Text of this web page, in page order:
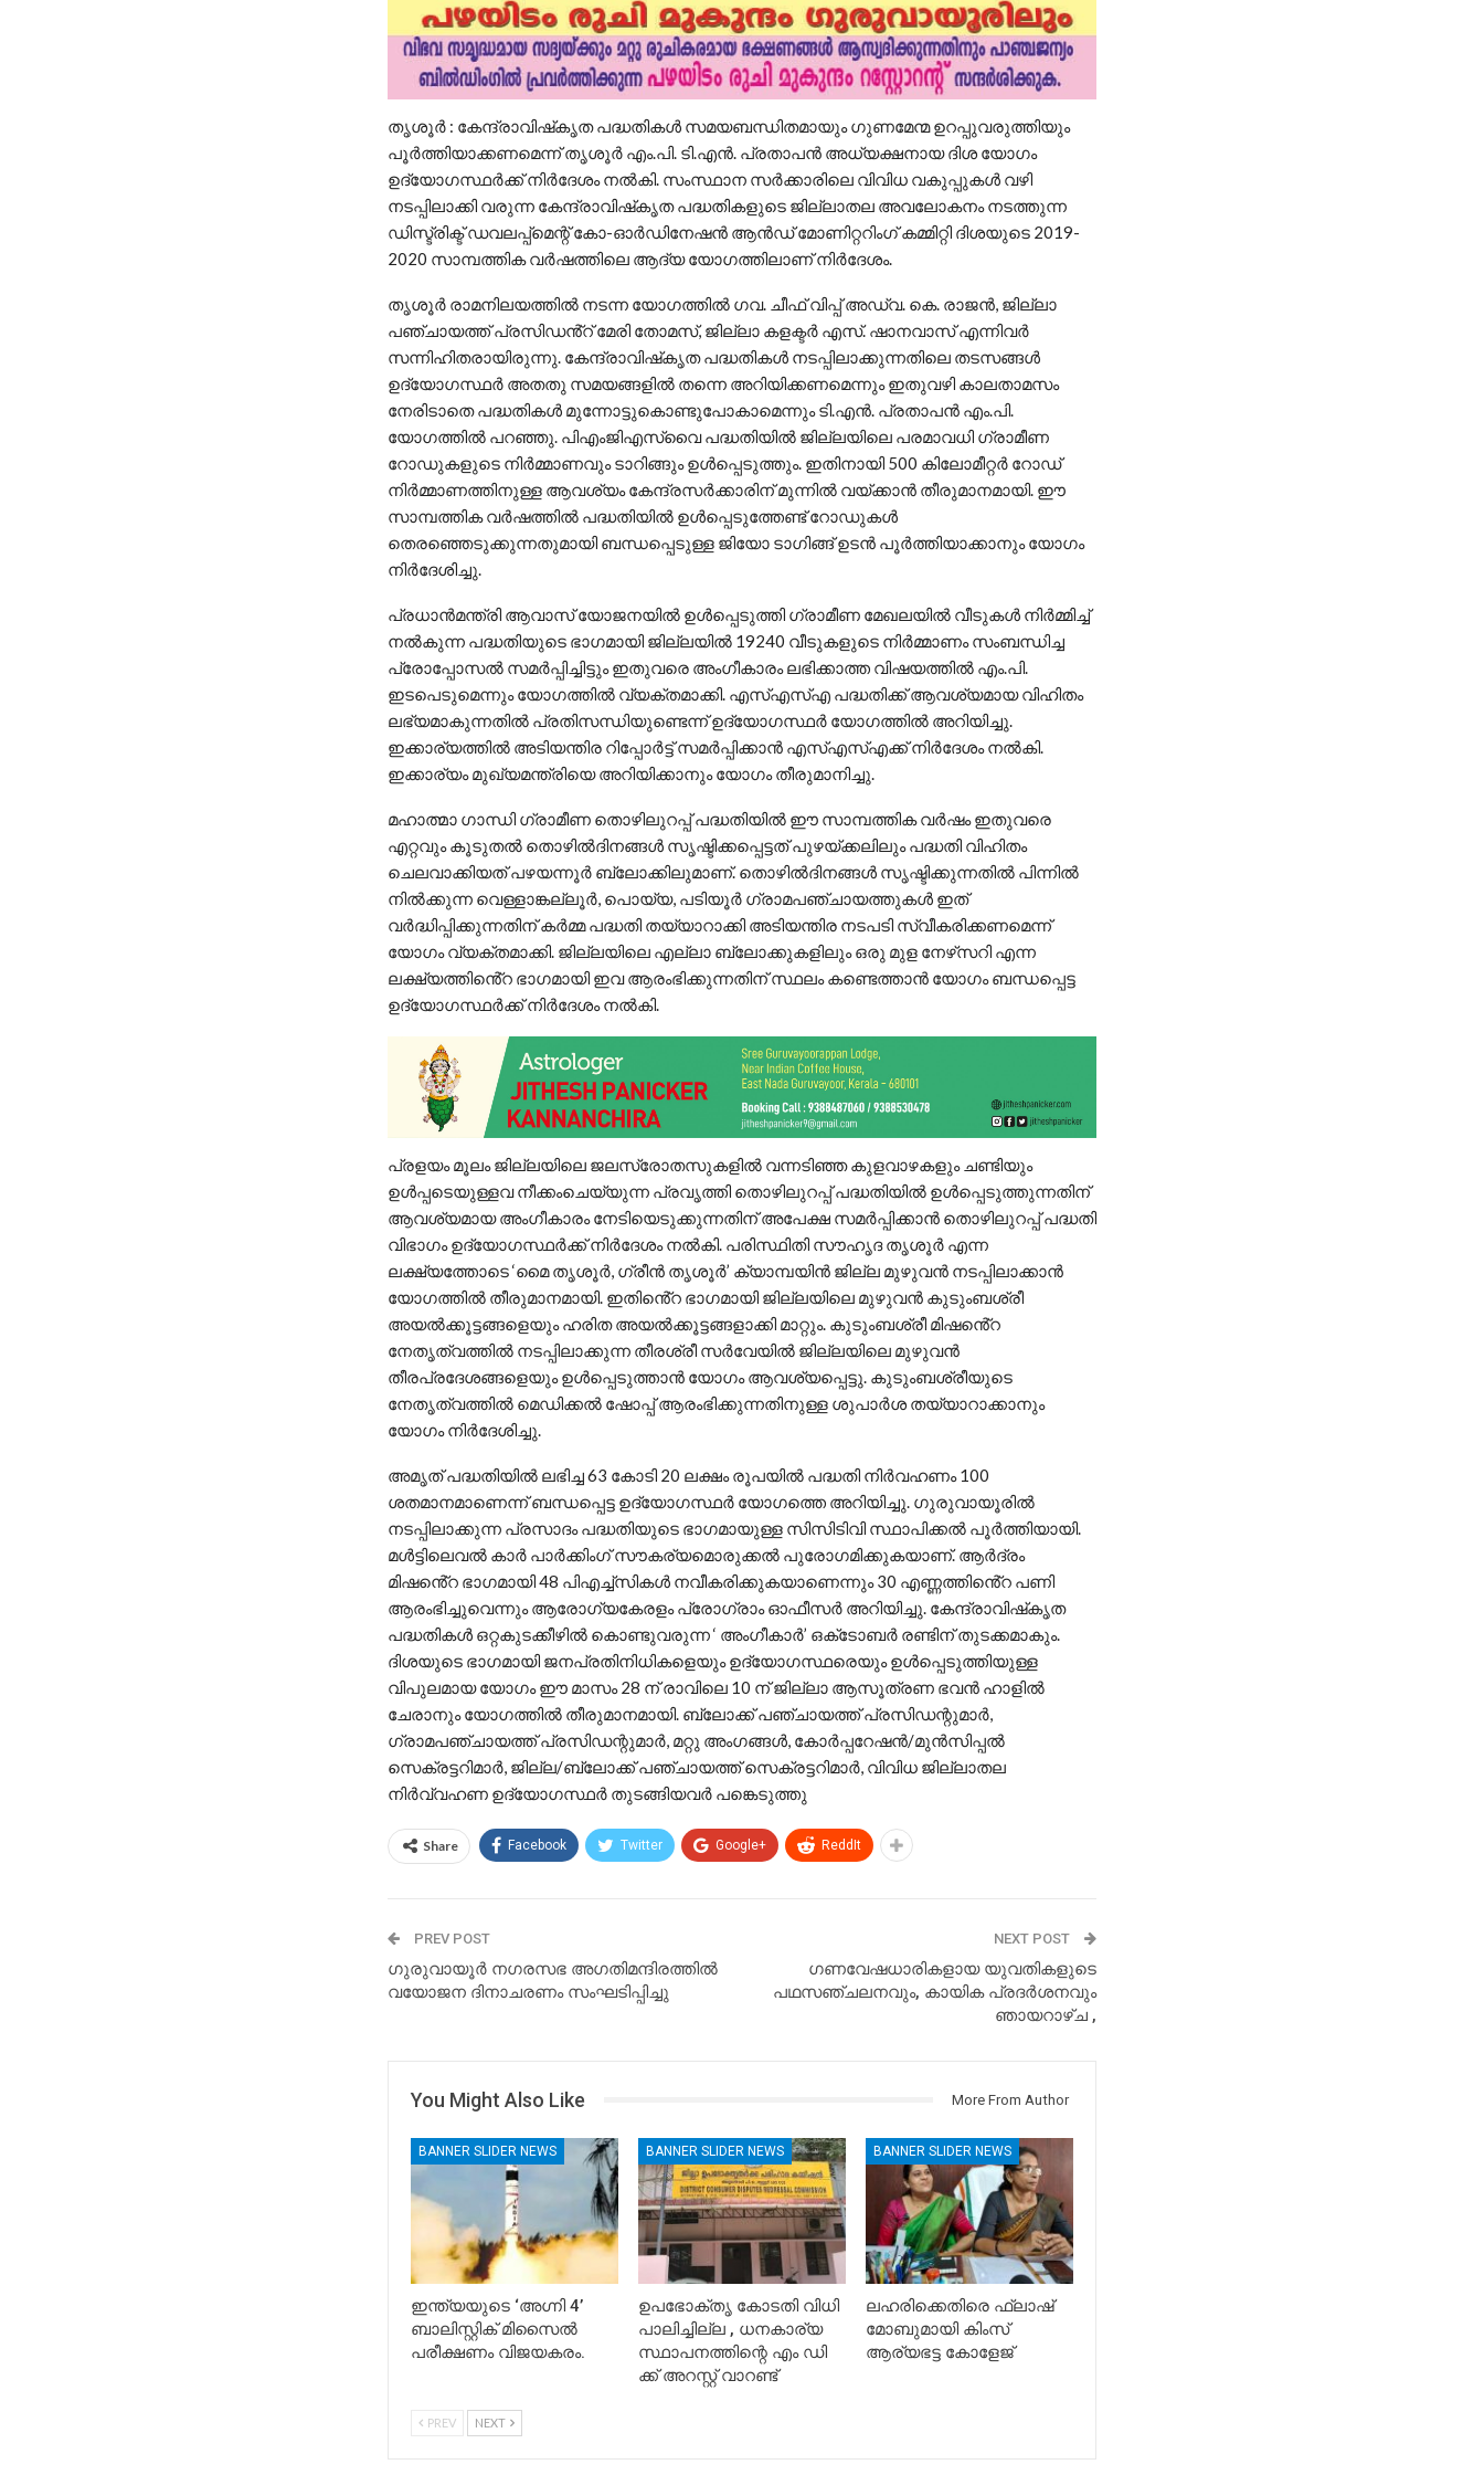
തൃശൂർ : കേന്ദ്രാവിഷ്‌കൃത പദ്ധതികൾ സമയബന്ധിതമായും ഗുണമേന്മ ഉറപ്പുവരുത്തിയും
പൂർത്തിയാക്കണമെന്ന് തൃശൂർ എം.പി. ടി.എൻ. പ്രതാപൻ അധ്യക്ഷനായ ദിശ യോഗം
ഉദ്യോഗസ്ഥർക്ക് നിർദേശം നൽകി. സംസ്ഥാന സർക്കാരിലെ വിവിധ വകുപ്പുകൾ വഴി
നടപ്പിലാക്കി വരുന്ന കേന്ദ്രാവിഷ്‌കൃത പദ്ധതികളുടെ ജില്ലാതല അവലോകനം നടത്തുന്ന
ഡിസ്ട്രിക്ട് ഡവലപ്പ്മെന്റ് കോ-ഓർഡിനേഷൻ ആൻഡ് മോണിറ്ററിംഗ് കമ്മിറ്റി ദിശയുടെ 2019-
2020 സാമ്പത്തിക വർഷത്തിലെ ആദ്യ യോഗത്തിലാണ് നിർദേശം.
തൃശൂർ രാമനിലയത്തിൽ നടന്ന യോഗത്തിൽ ഗവ. ചീഫ് വിപ്പ് അഡ്വ. കെ. രാജൻ, ജില്ലാ
പഞ്ചായത്ത് പ്രസിഡൻ്‌റ് മേരി തോമസ്, ജില്ലാ കളക്ടർ എസ്. ഷാനവാസ് എന്നിവർ
സന്നിഹിതരായിരുന്നു. കേന്ദ്രാവിഷ്‌കൃത പദ്ധതികൾ നടപ്പിലാക്കുന്നതിലെ തടസങ്ങൾ
ഉദ്യോഗസ്ഥർ അതതു സമയങ്ങളിൽ തന്നെ അറിയിക്കണമെന്നും ഇതുവഴി കാലതാമസം
നേരിടാതെ പദ്ധതികൾ മുന്നോട്ടുകൊണ്ടുപോകാമെന്നും ടി.എൻ. പ്രതാപൻ എം.പി.
യോഗത്തിൽ പറഞ്ഞു. പിഎംജിഎസ്‌വൈ പദ്ധതിയിൽ ജില്ലയിലെ പരമാവധി ഗ്രാമീണ
റോഡുകളുടെ നിർമ്മാണവും ടാറിങ്ങും ഉൾപ്പെടുത്തും. ഇതിനായി 500 കിലോമീറ്റർ റോഡ്
നിർമ്മാണത്തിനുള്ള ആവശ്യം കേന്ദ്രസർക്കാരിന് മുന്നിൽ വയ്ക്കാൻ തീരുമാനമായി. ഈ
സാമ്പത്തിക വർഷത്തിൽ പദ്ധതിയിൽ ഉൾപ്പെടുത്തേണ്ട് റോഡുകൾ
തെരഞ്ഞെടുക്കുന്നതുമായി ബന്ധപ്പെടുള്ള ജിയോ ടാഗിങ്ങ് ഉടൻ പൂർത്തിയാക്കാനും യോഗം
നിർദേശിച്ചു.
പ്രധാൻമന്ത്രി ആവാസ് യോജനയിൽ ഉൾപ്പെടുത്തി ഗ്രാമീണ മേഖലയിൽ വീടുകൾ നിർമ്മിച്ച്
നൽകുന്ന പദ്ധതിയുടെ ഭാഗമായി ജില്ലയിൽ 19240 വീടുകളുടെ നിർമ്മാണം സംബന്ധിച്ച
പ്രോപ്പോസൽ സമർപ്പിച്ചിട്ടും ഇതുവരെ അംഗീകാരം ലഭിക്കാത്ത വിഷയത്തിൽ എം.പി.
ഇടപെടുമെന്നും യോഗത്തിൽ വ്യക്തമാക്കി. എസ്എസ്എ പദ്ധതിക്ക് ആവശ്യമായ വിഹിതം
ലഭ്യമാകുന്നതിൽ പ്രതിസന്ധിയുണ്ടെന്ന് ഉദ്യോഗസ്ഥർ യോഗത്തിൽ അറിയിച്ചു.
ഇക്കാര്യത്തിൽ അടിയന്തിര റിപ്പോർട്ട് സമർപ്പിക്കാൻ എസ്എസ്എക്ക് നിർദേശം നൽകി.
ഇക്കാര്യം മുഖ്യമന്ത്രിയെ അറിയിക്കാനും യോഗം തീരുമാനിച്ചു.
മഹാത്മാ ഗാന്ധി ഗ്രാമീണ തൊഴിലുറപ്പ് പദ്ധതിയിൽ ഈ സാമ്പത്തിക വർഷം ഇതുവരെ
എറ്റവും കൂടുതൽ തൊഴിൽദിനങ്ങൾ സൃഷ്ടിക്കപ്പെട്ടത് പുഴയ്ക്കലിലും പദ്ധതി വിഹിതം
ചെലവാക്കിയത് പഴയന്നൂർ ബ്ലോക്കിലുമാണ്. തൊഴിൽദിനങ്ങൾ സൃഷ്ടിക്കുന്നതിൽ പിന്നിൽ
നിൽക്കുന്ന വെള്ളാങ്കല്ലൂർ, പൊയ്യ, പടിയൂർ ഗ്രാമപഞ്ചായത്തുകൾ ഇത്
വർദ്ധിപ്പിക്കുന്നതിന് കർമ്മ പദ്ധതി തയ്യാറാക്കി അടിയന്തിര നടപടി സ്വീകരിക്കണമെന്ന്
യോഗം വ്യക്തമാക്കി. ജില്ലയിലെ എല്ലാ ബ്ലോക്കുകളിലും ഒരു മുള നേഴ്‌സറി എന്ന
ലക്ഷ്യത്തിൻെ്‌റ ഭാഗമായി ഇവ ആരംഭിക്കുന്നതിന് സ്ഥലം കണ്ടെത്താൻ യോഗം ബന്ധപ്പെട്ട
ഉദ്യോഗസ്ഥർക്ക് നിർദേശം നൽകി.
പ്രളയം മൂലം ജില്ലയിലെ ജലസ്രോതസുകളിൽ വന്നടിഞ്ഞ കുളവാഴകളും ചണ്ടിയും
ഉൾപ്പടെയുള്ളവ നീക്കംചെയ്യുന്ന പ്രവൃത്തി തൊഴിലുറപ്പ് പദ്ധതിയിൽ ഉൾപ്പെടുത്തുന്നതിന്
ആവശ്യമായ അംഗീകാരം നേടിയെടുക്കുന്നതിന് അപേക്ഷ സമർപ്പിക്കാൻ തൊഴിലുറപ്പ് പദ്ധതി
വിഭാഗം ഉദ്യോഗസ്ഥർക്ക് നിർദേശം നൽകി. പരിസ്ഥിതി സൗഹൃദ തൃശൂർ എന്ന
ലക്ഷ്യത്തോടെ ‘മൈ തൃശൂർ, ഗ്രീൻ തൃശൂർ’ ക്യാമ്പയിൻ ജില്ല മുഴുവൻ നടപ്പിലാക്കാൻ
യോഗത്തിൽ തീരുമാനമായി. ഇതിൻെ്‌റ ഭാഗമായി ജില്ലയിലെ മുഴുവൻ കുടുംബശ്രീ
അയൽക്കൂട്ടങ്ങളെയും ഹരിത അയൽക്കൂട്ടങ്ങളാക്കി മാറ്റും. കുടുംബശ്രീ മിഷൻെ്‌റ
നേതൃത്വത്തിൽ നടപ്പിലാക്കുന്ന തീരശ്രീ സർവേയിൽ ജില്ലയിലെ മുഴുവൻ
തീരപ്രദേശങ്ങളെയും ഉൾപ്പെടുത്താൻ യോഗം ആവശ്യപ്പെട്ടു. കുടുംബശ്രീയുടെ
നേതൃത്വത്തിൽ മെഡിക്കൽ ഷോപ്പ് ആരംഭിക്കുന്നതിനുള്ള ശുപാർശ തയ്യാറാക്കാനും
യോഗം നിർദേശിച്ചു.
അമൃത് പദ്ധതിയിൽ ലഭിച്ച 63 കോടി 20 ലക്ഷം രൂപയിൽ പദ്ധതി നിർവഹണം 100
ശതമാനമാണെന്ന് ബന്ധപ്പെട്ട ഉദ്യോഗസ്ഥർ യോഗത്തെ അറിയിച്ചു. ഗുരുവായൂരിൽ
നടപ്പിലാക്കുന്ന പ്രസാദം പദ്ധതിയുടെ ഭാഗമായുള്ള സിസിടിവി സ്ഥാപിക്കൽ പൂർത്തിയായി.
മൾട്ടിലെവൽ കാർ പാർക്കിംഗ് സൗകര്യമൊരുക്കൽ പുരോഗമിക്കുകയാണ്. ആർദ്രം
മിഷൻെ്‌റ ഭാഗമായി 48 പിഎച്ച്‌സികൾ നവീകരിക്കുകയാണെന്നും 30 എണ്ണത്തിൻെ്‌റ പണി
ആരംഭിച്ചുവെന്നും ആരോഗ്യകേരളം പ്രോഗ്രാം ഓഫീസർ അറിയിച്ചു. കേന്ദ്രാവിഷ്‌കൃത
പദ്ധതികൾ ഒറ്റകുടക്കീഴിൽ കൊണ്ടുവരുന്ന ‘ അംഗീകാർ’ ഒക്‌ടോബർ രണ്ടിന് തുടക്കമാകും.
ദിശയുടെ ഭാഗമായി ജനപ്രതിനിധികളെയും ഉദ്യോഗസ്ഥരെയും ഉൾപ്പെടുത്തിയുള്ള
വിപുലമായ യോഗം ഈ മാസം 28 ന് രാവിലെ 10 ന് ജില്ലാ ആസൂത്രണ ഭവൻ ഹാളിൽ
ചേരാനും യോഗത്തിൽ തീരുമാനമായി. ബ്ലോക്ക് പഞ്ചായത്ത് പ്രസിഡന്റുമാർ,
ഗ്രാമപഞ്ചായത്ത് പ്രസിഡന്റുമാർ, മറ്റു അംഗങ്ങൾ, കോർപ്പറേഷൻ/മുൻസിപ്പൽ
സെക്രട്ടറിമാർ, ജില്ല/ബ്ലോക്ക് പഞ്ചായത്ത് സെക്രട്ടറിമാർ, വിവിധ ജില്ലാതല
നിർവ്വഹണ ഉദ്യോഗസ്ഥർ തുടങ്ങിയവർ പങ്കെടുത്തു
Share Facebook Twitter Google+ ReddIt
PREV POST
ഗുരുവായൂർ നഗരസഭ അഗതിമന്ദിരത്തിൽ
വയോജന ദിനാചരണം സംഘടിപ്പിച്ചു
NEXT POST
ഗണവേഷധാരികളായ യുവതികളുടെ
പഥസഞ്ചലനവും, കായിക പ്രദർശനവും
ഞായറാഴ്ച ,
You Might Also Like More From Author
BANNER SLIDER NEWS
ഇന്ത്യയുടെ ‘അഗ്നി 4’
ബാലിസ്റ്റിക് മിസൈൽ
പരീക്ഷണം വിജയകരം.
BANNER SLIDER NEWS
ഉപഭോക്തൃ കോടതി വിധി
പാലിച്ചില്ല , ധനകാര്യ
സ്ഥാപനത്തിന്റെ എം ഡി
ക്ക് അറസ്റ്റ് വാറണ്ട്
BANNER SLIDER NEWS
ലഹരിക്കെതിരെ ഫ്ലാഷ്
മോബുമായി കിംസ്
ആര്യഭട്ട കോളേജ്
PREV NEXT